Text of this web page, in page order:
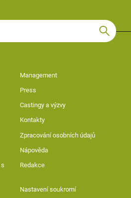
Management
Press
Castingy a výzvy
Kontakty
Zpracování osobních údajů
Nápověda
Redakce
Nastavení soukromí